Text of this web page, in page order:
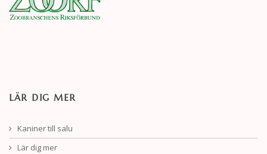
LÄR DIG MER
Kaniner till salu
Lär dig mer